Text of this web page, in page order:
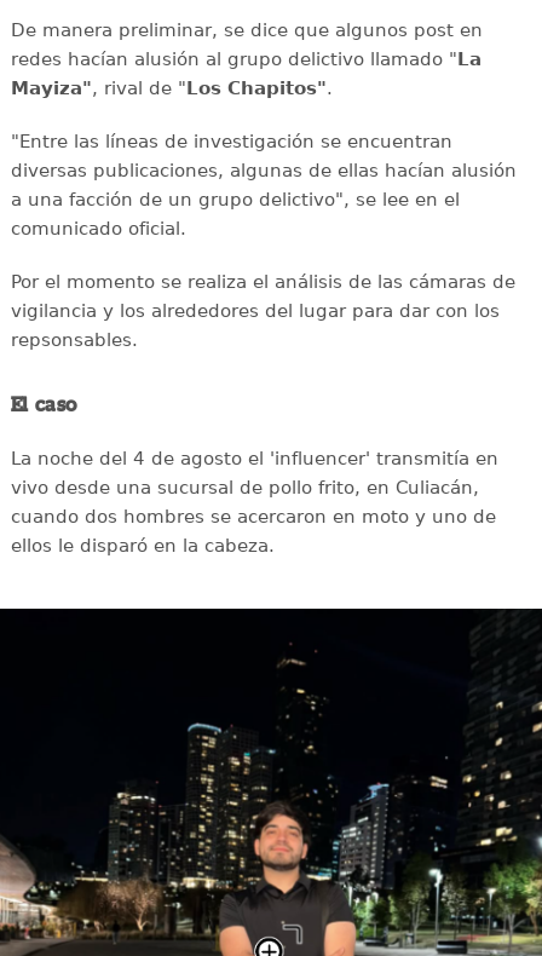
De manera preliminar, se dice que algunos post en
redes hacían alusión al grupo delictivo llamado "La
Mayiza", rival de "Los Chapitos".
"Entre las líneas de investigación se encuentran
diversas publicaciones, algunas de ellas hacían alusión
a una facción de un grupo delictivo", se lee en el
comunicado oficial.
Por el momento se realiza el análisis de las cámaras de
vigilancia y los alrededores del lugar para dar con los
repsonsables.
El caso
La noche del 4 de agosto el 'influencer' transmitía en
vivo desde una sucursal de pollo frito, en Culiacán,
cuando dos hombres se acercaron en moto y uno de
ellos le disparó en la cabeza.